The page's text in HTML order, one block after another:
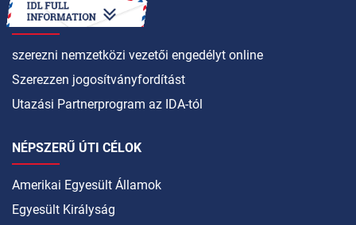
HOGYAN LEHET
szerezni nemzetközi vezetői engedélyt online
Szerezzen jogosítványfordítást
Utazási Partnerprogram az IDA-tól
NÉPSZERŰ ÚTI CÉLOK
Amerikai Egyesült Államok
Egyesült Királyság